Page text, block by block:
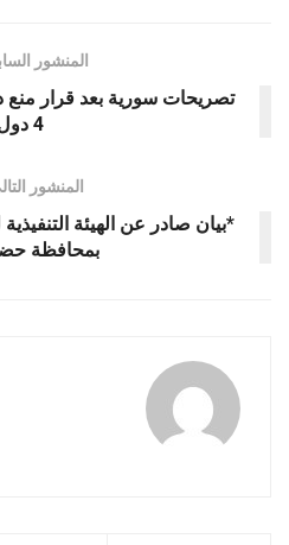
المنشور
تصريحات سورية بعد قرار
4 دول
المنشور
*بيان صادر عن الهيئة
بمحافظة